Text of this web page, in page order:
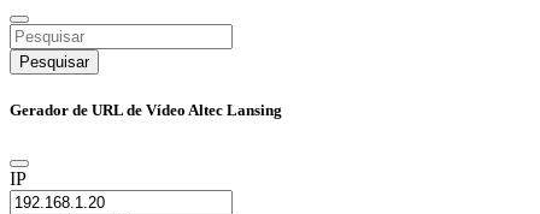
Pesquisar
Gerador de URL de Vídeo Altec Lansing
IP